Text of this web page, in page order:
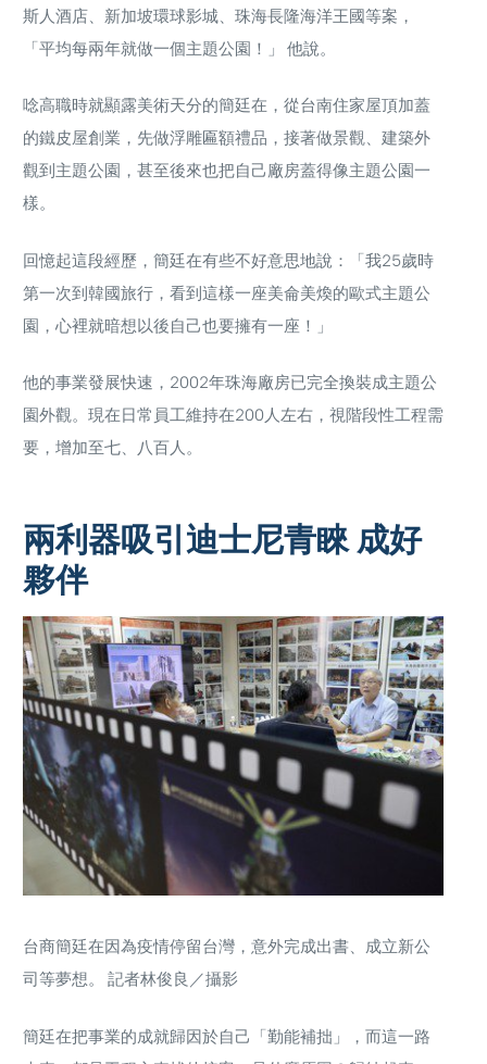
斯人酒店、新加坡環球影城、珠海長隆海洋王國等案，
「平均每兩年就做一個主題公園！」 他說。
唸高職時就顯露美術天分的簡廷在，從台南住家屋頂加蓋
的鐵皮屋創業，先做浮雕匾額禮品，接著做景觀、建築外
觀到主題公園，甚至後來也把自己廠房蓋得像主題公園一
樣。
回憶起這段經歷，簡廷在有些不好意思地說：「我25歲時
第一次到韓國旅行，看到這樣一座美侖美煥的歐式主題公
園，心裡就暗想以後自己也要擁有一座！」
他的事業發展快速，2002年珠海廠房已完全換裝成主題公
園外觀。現在日常員工維持在200人左右，視階段性工程需
要，增加至七、八百人。
兩利器吸引迪士尼青睞 成好
夥伴
台商簡廷在因為疫情停留台灣，意外完成出書、成立新公
司等夢想。 記者林俊良／攝影
簡廷在把事業的成就歸因於自己「勤能補拙」，而這一路